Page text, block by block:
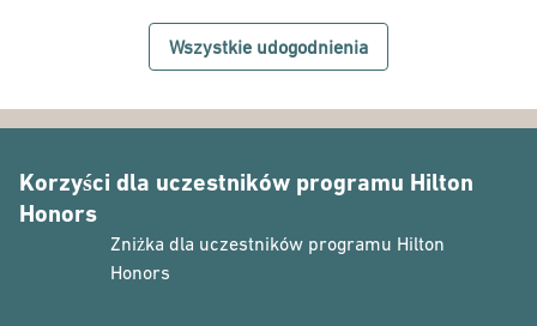
Wszystkie udogodnienia
Korzyści dla uczestników programu Hilton
Honors
Zniżka dla uczestników programu Hilton
Honors